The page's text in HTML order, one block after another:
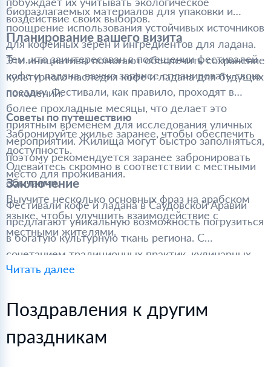
воздействие своих выборов.
биоразлагаемых материалов для упаковки и
поощрение использования устойчивых источников
для кофейных зерен и ингредиентов для ладана.
Эти инициативы помогают обеспечить сохранение
культурного наследия кофе и ладана для будущих
поколений.
Планирование вашего визита
Тем, кто заинтересован в посещении фестивалей
кофе и ладана, важно заранее спланировать свою
поездку. Фестивали, как правило, проходят в
более прохладные месяцы, что делает это
приятным временем для исследования уличных
мероприятий. Жилища могут быстро заполняться,
поэтому рекомендуется заранее забронировать
место для проживания.
Советы по путешествию
Забронируйте жилье заранее, чтобы обеспечить
доступность.
Одевайтесь скромно в соответствии с местными
обычаями.
Выучите несколько основных фраз на арабском
языке, чтобы улучшить взаимодействие с
местными жителями.
Заключение
Фестивали кофе и ладана в Саудовской Аравии
предлагают уникальную возможность погрузиться
в богатую культурную ткань региона. С
сочетанием традиционных практик, кулинарных
удовольствий и увлекательных мероприятий эти
наследия. Будь вы любителем кофе, поклонником
ладана или просто любопытным о культуре
Саудовской Аравии, эти фестивали обещают
Читать далее
Поздравления к другим
праздникам